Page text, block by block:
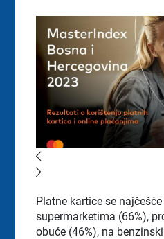
Platne kartice se
supermarketima (66%),
obuće (46%), na